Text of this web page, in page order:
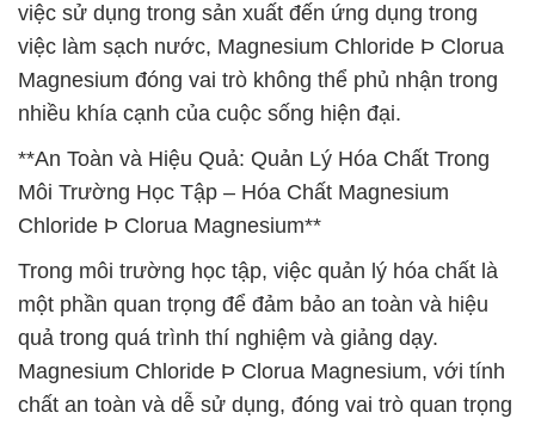
việc sử dụng trong sản xuất đến ứng dụng trong
việc làm sạch nước, Magnesium Chloride Þ Clorua
Magnesium đóng vai trò không thể phủ nhận trong
nhiều khía cạnh của cuộc sống hiện đại.
**An Toàn và Hiệu Quả: Quản Lý Hóa Chất Trong
Môi Trường Học Tập – Hóa Chất Magnesium
Chloride Þ Clorua Magnesium**
Trong môi trường học tập, việc quản lý hóa chất là
một phần quan trọng để đảm bảo an toàn và hiệu
quả trong quá trình thí nghiệm và giảng dạy.
Magnesium Chloride Þ Clorua Magnesium, với tính
chất an toàn và dễ sử dụng, đóng vai trò quan trọng